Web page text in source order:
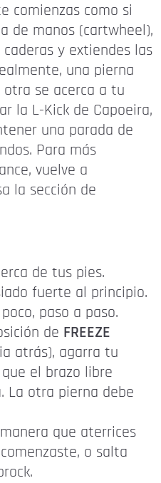
comienzas como si
de manos (cartwheel),
y extiendes las
una pierna
se acerca a tu
la L-Kick de Capoeira,
una parada de
Para más
vuelve a
la sección de
de tus pies.
fuerte al principio.
paso a paso.
de FREEZE
atrás), agarra tu
el brazo libre
La otra pierna debe
que aterrices
o salta